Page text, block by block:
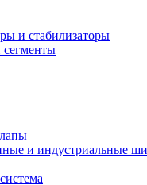
и стабилизаторы
сегменты
и индустриальные